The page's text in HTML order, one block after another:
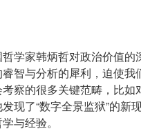
学家韩炳哲对政治价值
智与分析的犀利，迫使我
察的很多关键范畴，比
现了“数字全景监狱”的新
与经验。